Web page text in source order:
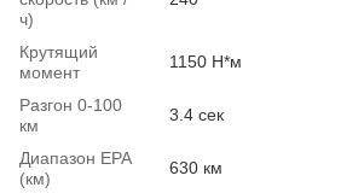
ч)
Крутящий
момент
1150 Н*м
Разгон 0-100
км
3.4 сек
Диапазон EPA
(км)
630 км